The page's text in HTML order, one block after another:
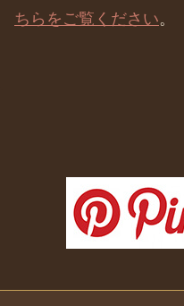
ちらをご覧ください。